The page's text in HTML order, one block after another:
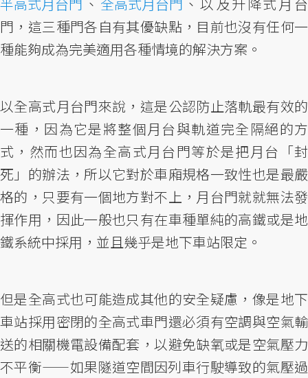
門，這三種門各自有其優缺點，目前也沒有任何一
種能夠成為完美適用各種情境的解決方案。
以全高式月台門來說，這是公認防止落軌最有效的
一種，因為它是將整個月台與軌道完全隔絕的方
式，然而也因為全高式月台門等於是把月台「封
死」的辦法，所以它對於車廂規格一致性也是最嚴
格的，只要有一個地方對不上，月台門就就無法發
揮作用，因此一般也只有在車種單純的高鐵或是地
鐵系統中採用，並且幾乎是地下車站限定。
但是全高式也可能造成其他的安全疑慮，像是地下
車站採用密閉的全高式車門還必須有空調與空氣輸
送的相關機電設備配套，以避免缺氧或是空氣壓力
不平衡——如果隧道空間因列車行駛導致的氣壓過